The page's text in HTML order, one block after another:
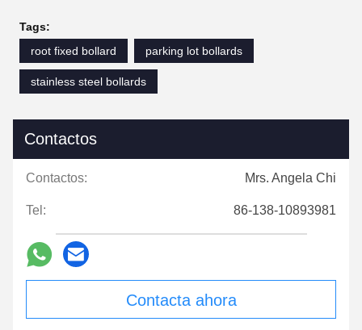
Tags:
root fixed bollard
parking lot bollards
stainless steel bollards
Contactos
Contactos: Mrs. Angela Chi
Tel: 86-138-10893981
Contacta ahora